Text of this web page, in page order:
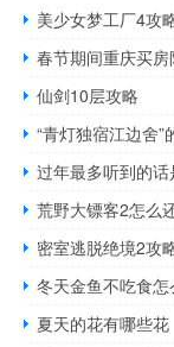
美少女梦工厂4攻
春节期间重庆买
仙剑10层攻略
“青灯独宿江边舍”
过年最多听到的话
荒野大镖客2怎么
密室逃脱绝境2攻
冬天金鱼不吃食怎
夏天的花有哪些花